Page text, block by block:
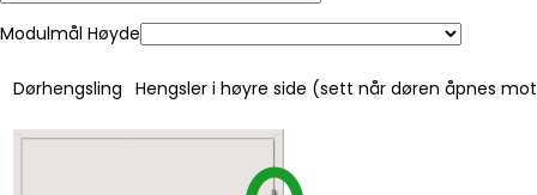
Modulmål Høyde
Dørhengsling Hengsler i høyre side (sett når døren åpnes